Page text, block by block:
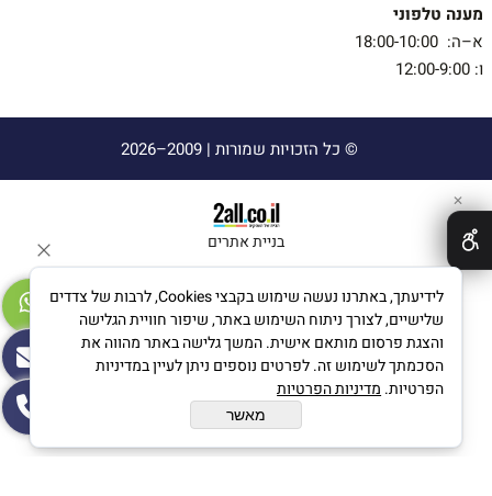
מענה טלפוני
א–ה: 18:00-10:00
ו: 12:00-9:00
© כל הזכויות שמורות |
בניית אתרים
✕
לידיעתך, באתרנו נעשה שימוש בקבצי Cookies, לרבות של צדדים
שלישיים, לצורך ניתוח השימוש באתר, שיפור חוויית הגלישה
והצגת פרסום מותאם אישית. המשך גלישה באתר מהווה את
הסכמתך לשימוש זה. לפרטים נוספים ניתן לעיין במדיניות
הפרטיות. מדיניות הפרטיות
מאשר